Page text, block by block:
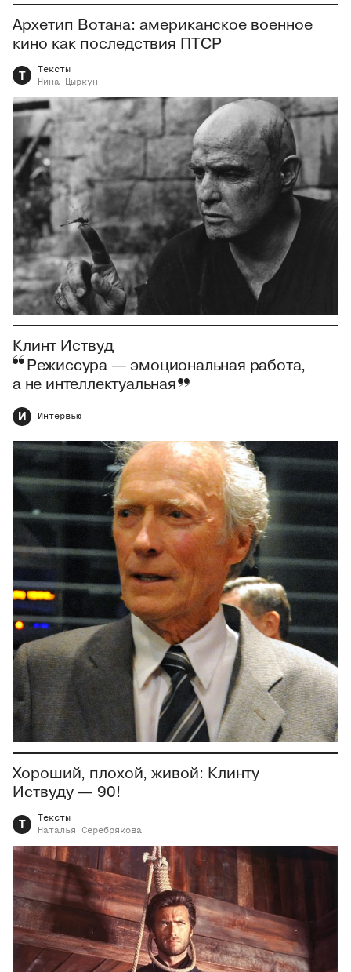
Архетип Вотана: американское военное
кино как последствия ПТСР
Т
Тексты
Нина
Цыркун
Клинт Иствуд
Режиссура — эмоциональная работа,
а не интеллектуальная
И Интервью
Хороший, плохой, живой: Клинту
Иствуду — 90!
Т
Тексты
Наталья
Серебрякова